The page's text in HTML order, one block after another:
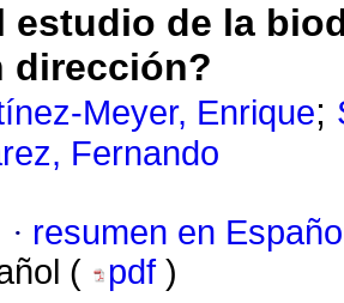
estudio de la
dirección?
Meyer, Enrique;
Fernando
· resumen en
(
pdf )